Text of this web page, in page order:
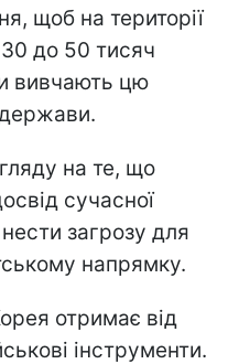
щоб на території
30 до 50 тисяч
вивчають цю
держави.
на те, що
сучасної
загрозу для
напрямку.
отримає від
інструменти.